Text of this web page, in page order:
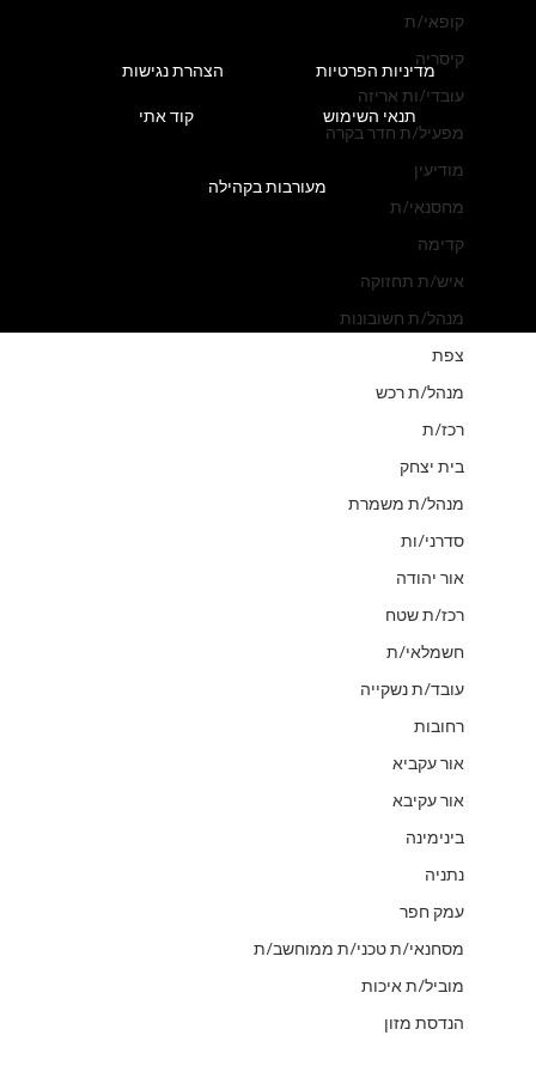
קופאי/ת
קיסריה
עובדי/ות אריזה
מפעיל/ת חדר בקרה
מודיעין
מחסנאי/ת
קדימה
איש/ת תחזוקה
מנהל/ת חשובונות
צפת
מנהל/ת רכש
רכז/ת
בית יצחק
מנהל/ת משמרת
סדרני/ות
אור יהודה
רכז/ת שטח
חשמלאי/ת
עובד/ת נשקייה
רחובות
אור עקביא
אור עקיבא
בינימינה
נתניה
עמק חפר
מסחנאי/ת טכני/ת ממוחשב/ת
מוביל/ת איכות
הנדסת מזון
הצהרת נגישות מדיניות הפרטיות
קוד אתי תנאי השימוש
מעורבות בקהילה